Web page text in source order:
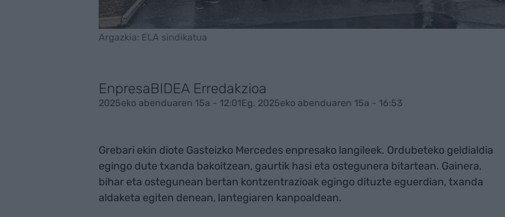
Argazkia: ELA sindikatua
EnpresaBIDEA Erredakzioa
2025eko abenduaren 15a - 12:01Eg. 2025eko abenduaren 15a - 16:53
Grebari ekin diote Gasteizko Mercedes enpresako langileek. Ordubeteko geldialdia
egingo dute txanda bakoitzean, gaurtik hasi eta ostegunera bitartean. Gainera,
bihar eta ostegunean bertan kontzentrazioak egingo dituzte eguerdian, txanda
aldaketa egiten denean, lantegiaren kanpoaldean.